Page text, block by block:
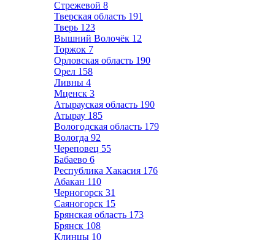
Стрежевой 8
Тверская область 191
Тверь 123
Вышний Волочёк 12
Торжок 7
Орловская область 190
Орел 158
Ливны 4
Мценск 3
Атырауская область 190
Атырау 185
Вологодская область 179
Вологда 92
Череповец 55
Бабаево 6
Республика Хакасия 176
Абакан 110
Черногорск 31
Саяногорск 15
Брянская область 173
Брянск 108
Клинцы 10